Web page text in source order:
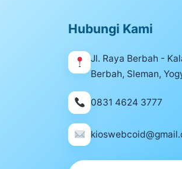
Hubungi Kami
Jl. Raya Berbah -
Berbah, Sleman,
0831 4624 3777